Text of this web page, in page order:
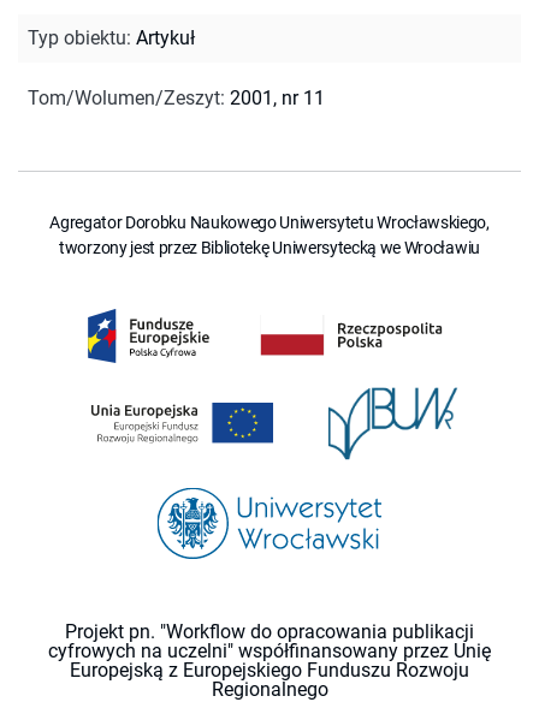
Typ obiektu: Artykuł
Tom/Wolumen/Zeszyt: 2001, nr 11
Agregator Dorobku Naukowego Uniwersytetu Wrocławskiego,
tworzony jest przez Bibliotekę Uniwersytecką we Wrocławiu
Projekt pn. "Workflow do opracowania publikacji
cyfrowych na uczelni" współfinansowany przez Unię
Europejską z Europejskiego Funduszu Rozwoju
Regionalnego